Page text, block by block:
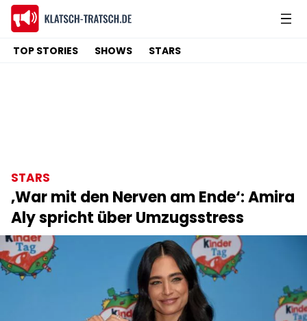
TOP STORIES SHOWS STARS
STARS
‚War mit den Nerven am Ende‘: Amira
Aly spricht über Umzugsstress